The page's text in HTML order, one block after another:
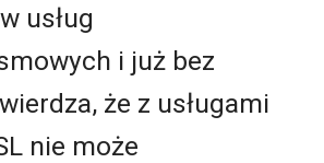
usług
i już bez
że z usługami
nie może